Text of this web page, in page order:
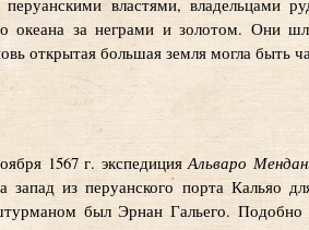
властями, владельцами
океана за неграми и золотом. Они
открытая большая земля могла быть
1567 г. экспедицияАльваро
запад из перуанского порта Кальяо
был Эрнан Гальего. Подобно